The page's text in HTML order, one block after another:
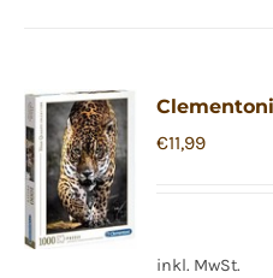
€11,99
inkl. MwSt.